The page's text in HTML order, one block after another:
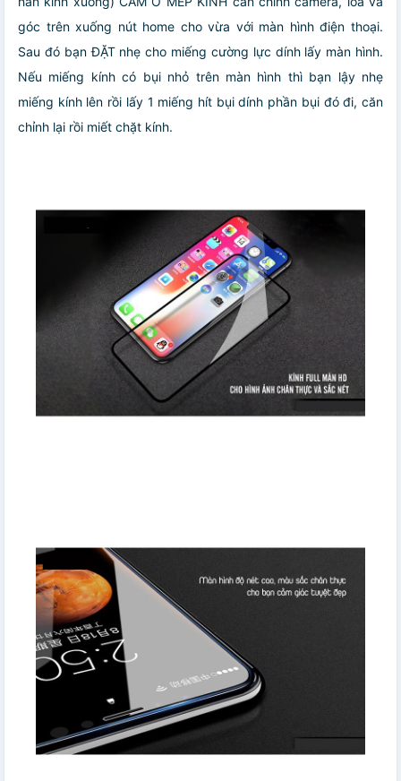
góc trên xuống nút home cho vừa với màn hình điện thoại.
Sau đó bạn ĐẶT nhẹ cho miếng cường lực dính lấy màn hình.
Nếu miếng kính có bụi nhỏ trên màn hình thì bạn lậy nhẹ
miếng kính lên rồi lấy 1 miếng hít bụi dính phần bụi đó đi, căn
chỉnh lại rồi miết chặt kính.